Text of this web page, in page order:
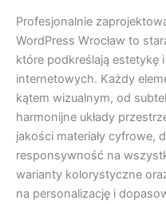
Profesjonalnie
WordPress Wrocław to
które podkreślają estetykę
internetowych. Każdy
kątem wizualnym, od
harmonijne układy
jakości materiały cyfrowe,
responsywność na
warianty kolorystyczne
na personalizację i